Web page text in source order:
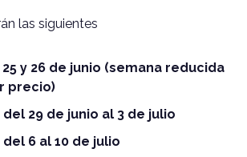
las siguientes
25 y 26 de junio (semana reducida
precio)
del 29 de junio al 3 de julio
del 6 al 10 de julio